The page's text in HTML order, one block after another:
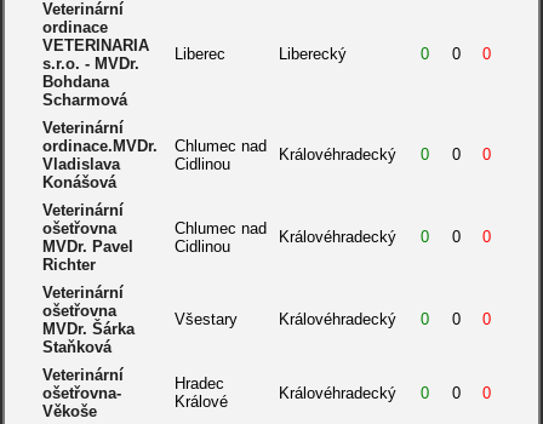
Veterinární
ordinace
VETERINARIA
s.r.o. - MVDr.
Bohdana
Scharmová
Liberec Liberecký 0 0 0
Veterinární
ordinace.MVDr.
Vladislava
Konášová
Chlumec nad
Cidlinou
Královéhradecký 0 0 0
Veterinární
ošetřovna
MVDr. Pavel
Richter
Chlumec nad
Cidlinou
Královéhradecký 0 0 0
Veterinární
ošetřovna
MVDr. Šárka
Staňková
Všestary Královéhradecký 0 0 0
Veterinární
ošetřovna-
Věkoše
Hradec
Králové
Královéhradecký 0 0 0